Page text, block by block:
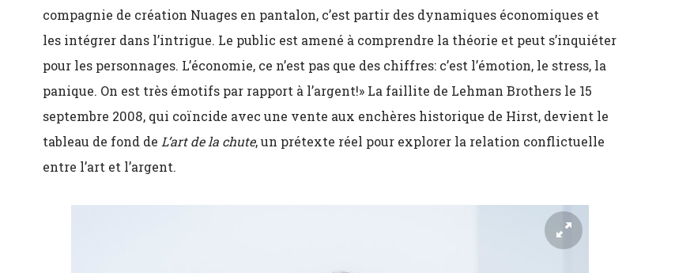
compagnie de création Nuages en pantalon, c’est partir des dynamiques économiques et
les intégrer dans l’intrigue. Le public est amené à comprendre la théorie et peut s’inquiéter
pour les personnages. L’économie, ce n’est pas que des chiffres: c’est l’émotion, le stress, la
panique. On est très émotifs par rapport à l’argent!» La faillite de Lehman Brothers le 15
septembre 2008, qui coïncide avec une vente aux enchères historique de Hirst, devient le
tableau de fond de L’art de la chute, un prétexte réel pour explorer la relation conflictuelle
entre l’art et l’argent.